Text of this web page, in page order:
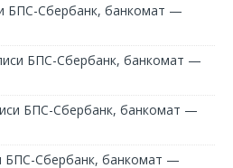
БПС-Сбербанк, банкомат —
БПС-Сбербанк, банкомат —
БПС-Сбербанк, банкомат —
БПС-Сбербанк, банкомат —